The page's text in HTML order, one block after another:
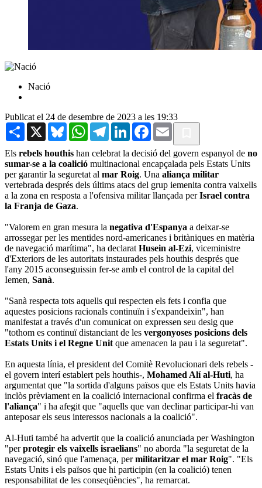
Nació
Publicat el 24 de desembre de 2023 a les 19:33
Share X BlueskyWhatsAppTelegramLinkedInFacebook
Email
Els rebels houthis han celebrat la decisió del govern espanyol de no
sumar-se a la coalició multinacional encapçalada pels Estats Units
per garantir la seguretat al mar Roig. Una aliança militar
vertebrada després dels últims atacs del grup iemenita contra vaixells
a la zona en resposta a l'ofensiva militar llançada perIsrael contra
la Franja de Gaza.
"Valorem en gran mesura la negativa d'Espanya a deixar-se
arrossegar per les mentides nord-americanes i britàniques en matèria
de navegació marítima", ha declarat Husein al-Ezi, viceministre
d'Exteriors de les autoritats instaurades pels houthis després que
l'any 2015 aconseguissin fer-se amb el control de la capital del
Iemen, Sanà.
"Sanà respecta tots aquells qui respecten els fets i confia que
aquestes posicions racionals continuïn i s'expandeixin", han
manifestat a través d'un comunicat on expressen seu desig que
"tothom es continuï distanciant de les vergonyoses posicions dels
Estats Units i el Regne Unit que amenacen la pau i la seguretat".
En aquesta línia, el president del Comitè Revolucionari dels rebels -
el govern interí establert pels houthis-, Mohamed Alí al-Huti, ha
argumentat que "la sortida d'alguns països que els Estats Units havia
inclòs prèviament en la coalició internacional confirma el fracàs de
l'aliança" i ha afegit que "aquells que van declinar participar-hi van
anteposar els seus interessos nacionals a la coalició".
Al-Huti també ha advertit que la coalició anunciada per Washington
"perprotegir els vaixells israelians" no aborda "la seguretat de la
navegació, sinó que l'amenaça, permilitaritzar el mar Roig". "Els
Estats Units i els països que hi participin (en la coalició) tenen
responsabilitat de les conseqüències", ha remarcat.